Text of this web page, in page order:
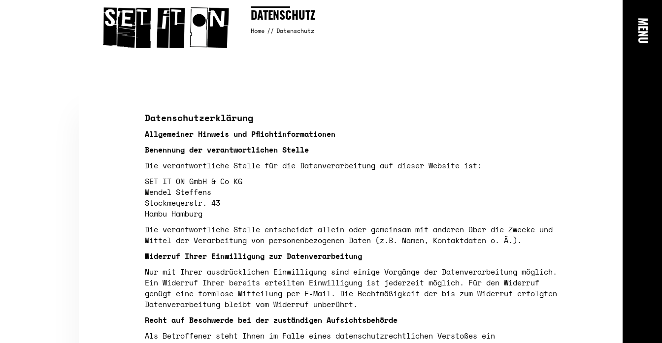
DATENSCHUTZ
Home Datenschutz MENU
Datenschutzerklärung
Allgemeiner Hinweis und Pflichtinformationen
Benennung der verantwortlichen Stelle
Die verantwortliche Stelle für die Datenverarbeitung auf dieser Website ist:
SET IT ON GmbH & Co KG
Mendel Steffens
Stockmeyerstr. 43
Hambu
Hamburg
Die verantwortliche Stelle entscheidet allein oder gemeinsam mit anderen über die Zwecke und
Mittel der Verarbeitung von personenbezogenen Daten (z.B. Namen, Kontaktdaten o. Ä.).
Widerruf Ihrer Einwilligung zur Datenverarbeitung
Nur mit Ihrer ausdrücklichen Einwilligung sind einige Vorgänge der Datenverarbeitung möglich.
Ein Widerruf Ihrer bereits erteilten Einwilligung ist jederzeit möglich. Für den Widerruf
genügt eine formlose Mitteilung per E-Mail. Die Rechtmäßigkeit der bis zum Widerruf erfolgten
Datenverarbeitung bleibt vom Widerruf unberührt.
Recht auf Beschwerde bei der zuständigen Aufsichtsbehörde
Als Betroffener steht Ihnen im Falle eines datenschutzrechtlichen Verstoßes ein